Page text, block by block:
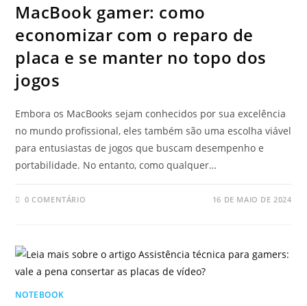
MacBook gamer: como
economizar com o reparo de
placa e se manter no topo dos
jogos
Embora os MacBooks sejam conhecidos por sua excelência
no mundo profissional, eles também são uma escolha viável
para entusiastas de jogos que buscam desempenho e
portabilidade. No entanto, como qualquer…
0 COMENTÁRIO 16 DE MAIO DE 2024
NOTEBOOK